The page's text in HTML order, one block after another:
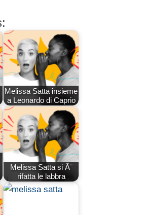
Melissa Satta insieme
a Leonardo di Caprio
Melissa Satta si Ã¨
rifatta le labbra